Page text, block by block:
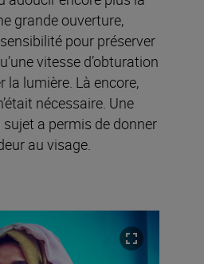
grande ouverture,
pour préserver
vitesse d’obturation
la lumière. Là encore,
nécessaire. Une
a permis de donner
au visage.